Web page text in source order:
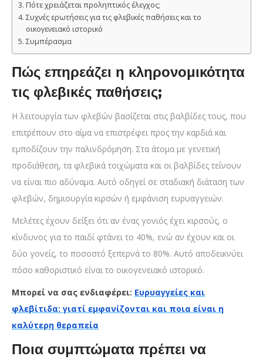
Πότε χρειάζεται προληπτικός έλεγχος;
Συχνές ερωτήσεις για τις φλεβικές παθήσεις και το
οικογενειακό ιστορικό
Συμπέρασμα
Πώς επηρεάζει η κληρονομικότητα
τις φλεβικές παθήσεις;
Η λειτουργία των φλεβών βασίζεται στις βαλβίδες τους, που
επιτρέπουν στο αίμα να επιστρέφει προς την καρδιά και
εμποδίζουν την παλινδρόμηση. Στα άτομα με γενετική
προδιάθεση, τα φλεβικά τοιχώματα και οι βαλβίδες τείνουν
να είναι πιο αδύναμα. Αυτό οδηγεί σε σταδιακή διάταση των
φλεβών, δημιουργία κιρσών ή εμφάνιση ευρυαγγειών.
Μελέτες έχουν δείξει ότι αν ένας γονιός έχει κιρσούς, ο
κίνδυνος για το παιδί φτάνει το 40%, ενώ αν έχουν και οι
δύο γονείς, το ποσοστό ξεπερνά το 80%. Αυτό αποδεικνύει
πόσο καθοριστικό είναι το οικογενειακό ιστορικό.
Μπορεί να σας ενδιαφέρει: Ευρυαγγείες και
φλεβίτιδα: γιατί εμφανίζονται και ποια είναι η
καλύτερη θεραπεία
Ποια συμπτώματα πρέπει να